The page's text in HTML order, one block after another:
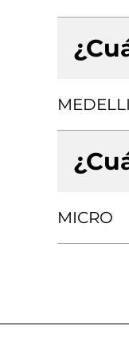
MICRO